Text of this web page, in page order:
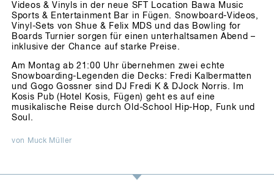
Videos & Vinyls in der neue SFT Location Bawa Music
Sports & Entertainment Bar in Fügen. Snowboard-Videos,
Vinyl-Sets von Shue & Felix MDS und das Bowling for
Boards Turnier sorgen für einen unterhaltsamen Abend –
inklusive der Chance auf starke Preise.
Am Montag ab 21:00 Uhr übernehmen zwei echte
Snowboarding-Legenden die Decks: Fredi Kalbermatten
und Gogo Gossner sind DJ Fredi K & DJock Norris. Im
Kosis Pub (Hotel Kosis, Fügen) geht es auf eine
musikalische Reise durch Old-School Hip-Hop, Funk und
Soul.
von Muck Müller